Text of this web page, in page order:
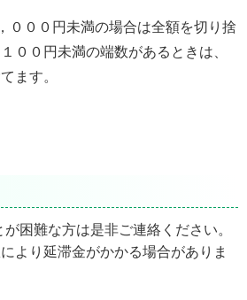
０００円未満の場合は全額を切り捨
００円未満の端数があるときは、
ます。
困難な方は是非ご連絡ください。
より延滞金がかかる場合がありま